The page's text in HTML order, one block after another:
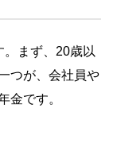
まず、20歳以
つが、会社員や
金です。